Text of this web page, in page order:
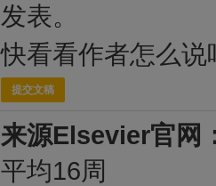
发表。
快看看作者怎么说
提交文稿
来源Elsevier官网
平均16周